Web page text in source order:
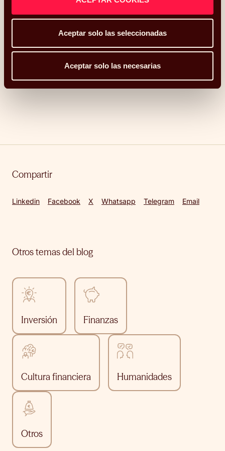
Aceptar solo las seleccionadas
Aceptar solo las necesarias
acuerdo no estaba recogido previamente en un
contrato o convenio: si se alcanza dentro del proceso
de conciliación oficial, la indemnización queda libre
*Este artículo ha sido actualizado en mayo de 2026.
Compartir
Linkedin Facebook X Whatsapp Telegram Email
Otros temas del blog
Inversión Finanzas
Cultura financiera Humanidades
Otros